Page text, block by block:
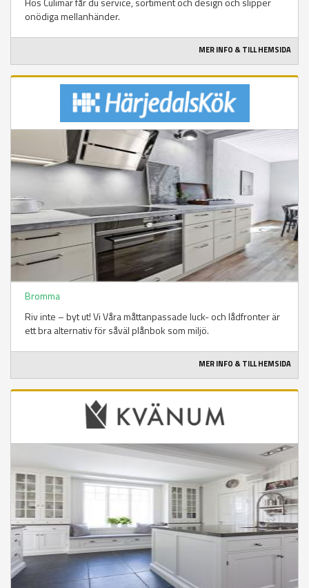
onödiga mellanhänder.
MER INFO & TILL HEMSIDA
Bromma
Riv inte – byt ut! Vi Våra måttanpassade luck- och lådfronter är
ett bra alternativ för såväl plånbok som miljö.
MER INFO & TILL HEMSIDA